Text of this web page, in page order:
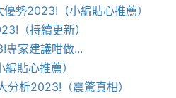
勢2023!（小編貼心推薦）
（持續更新）
專家建議咁做...
貼心推薦）
分析2023!（震驚真相）